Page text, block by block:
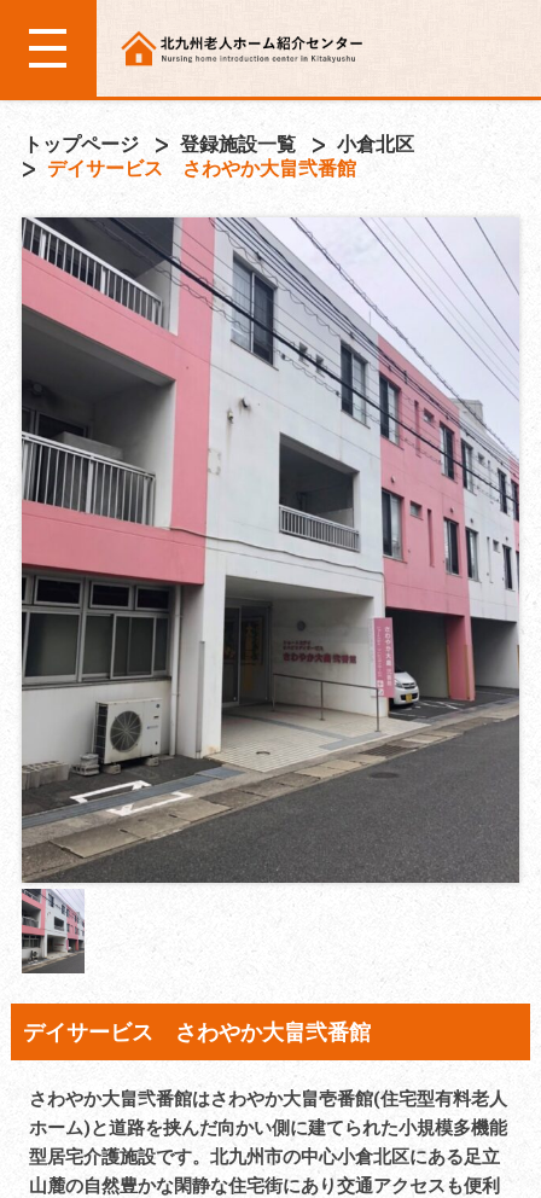
トップページ 登録施設一覧
小倉北区
デイサービス さわやか大畠弐番館
デイサービス さわやか大畠弐番館
さわやか大畠弐番館はさわやか大畠壱番館(住宅型有料老人
ホーム)と道路を挟んだ向かい側に建てられた小規模多機能
型居宅介護施設です。北九州市の中心小倉北区にある足立
山麓の自然豊かな閑静な住宅街にあり交通アクセスも便利